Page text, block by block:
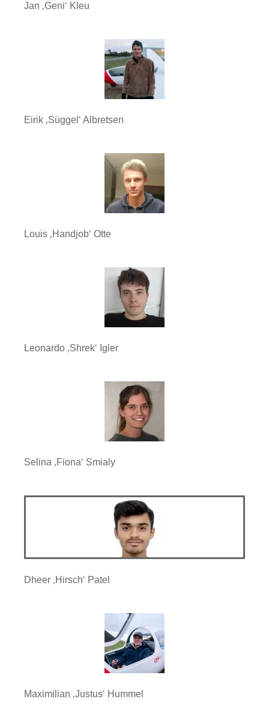
Jan ‚Geni‘ Kleu
Eirik ‚Süggel‘ Albretsen
Louis ‚Handjob‘ Otte
Leonardo ‚Shrek‘ Igler
Selina ‚Fiona‘ Smialy
Dheer ‚Hirsch‘ Patel
Maximilian ‚Justus‘ Hummel